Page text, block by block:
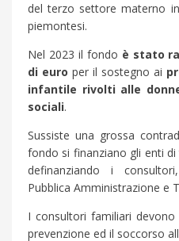
del terzo settore materno
piemontesi.
Nel 2023 il fondo è stato
di euro per il sostegno ai
infantile rivolti alle
sociali.
Sussiste una grossa
fondo si finanziano gli enti
definanziando i
Pubblica Amministrazione e
I consultori familiari
prevenzione ed il soccorso